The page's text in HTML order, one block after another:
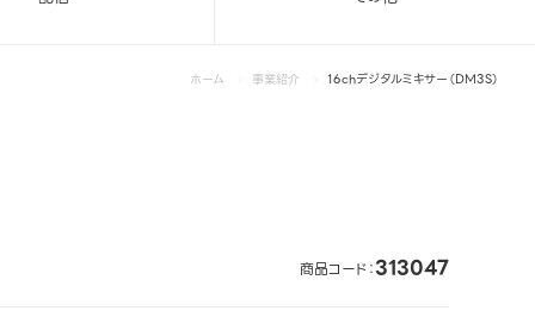
ホーム 事業紹介 16chデジタルミキサー（DM3S）
商品コード：313047